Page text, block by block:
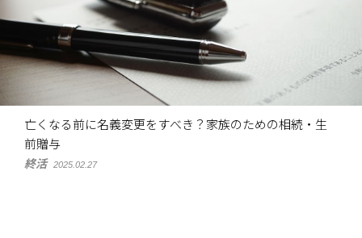
亡くなる前に名義変更をすべき？家族のための相続・生
前贈与
終活 2025.02.27